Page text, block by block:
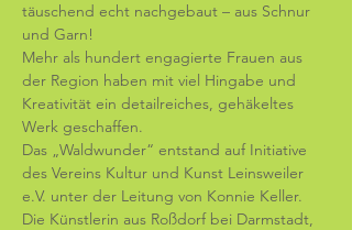
täuschend echt nachgebaut – aus Schnur
und Garn!
Mehr als hundert engagierte Frauen aus
der Region haben mit viel Hingabe und
Kreativität ein detailreiches, gehäkeltes
Werk geschaffen.
Das „Waldwunder“ entstand auf Initiative
des Vereins Kultur und Kunst Leinsweiler
e.V. unter der Leitung von Konnie Keller.
Die Künstlerin aus Roßdorf bei Darmstadt,